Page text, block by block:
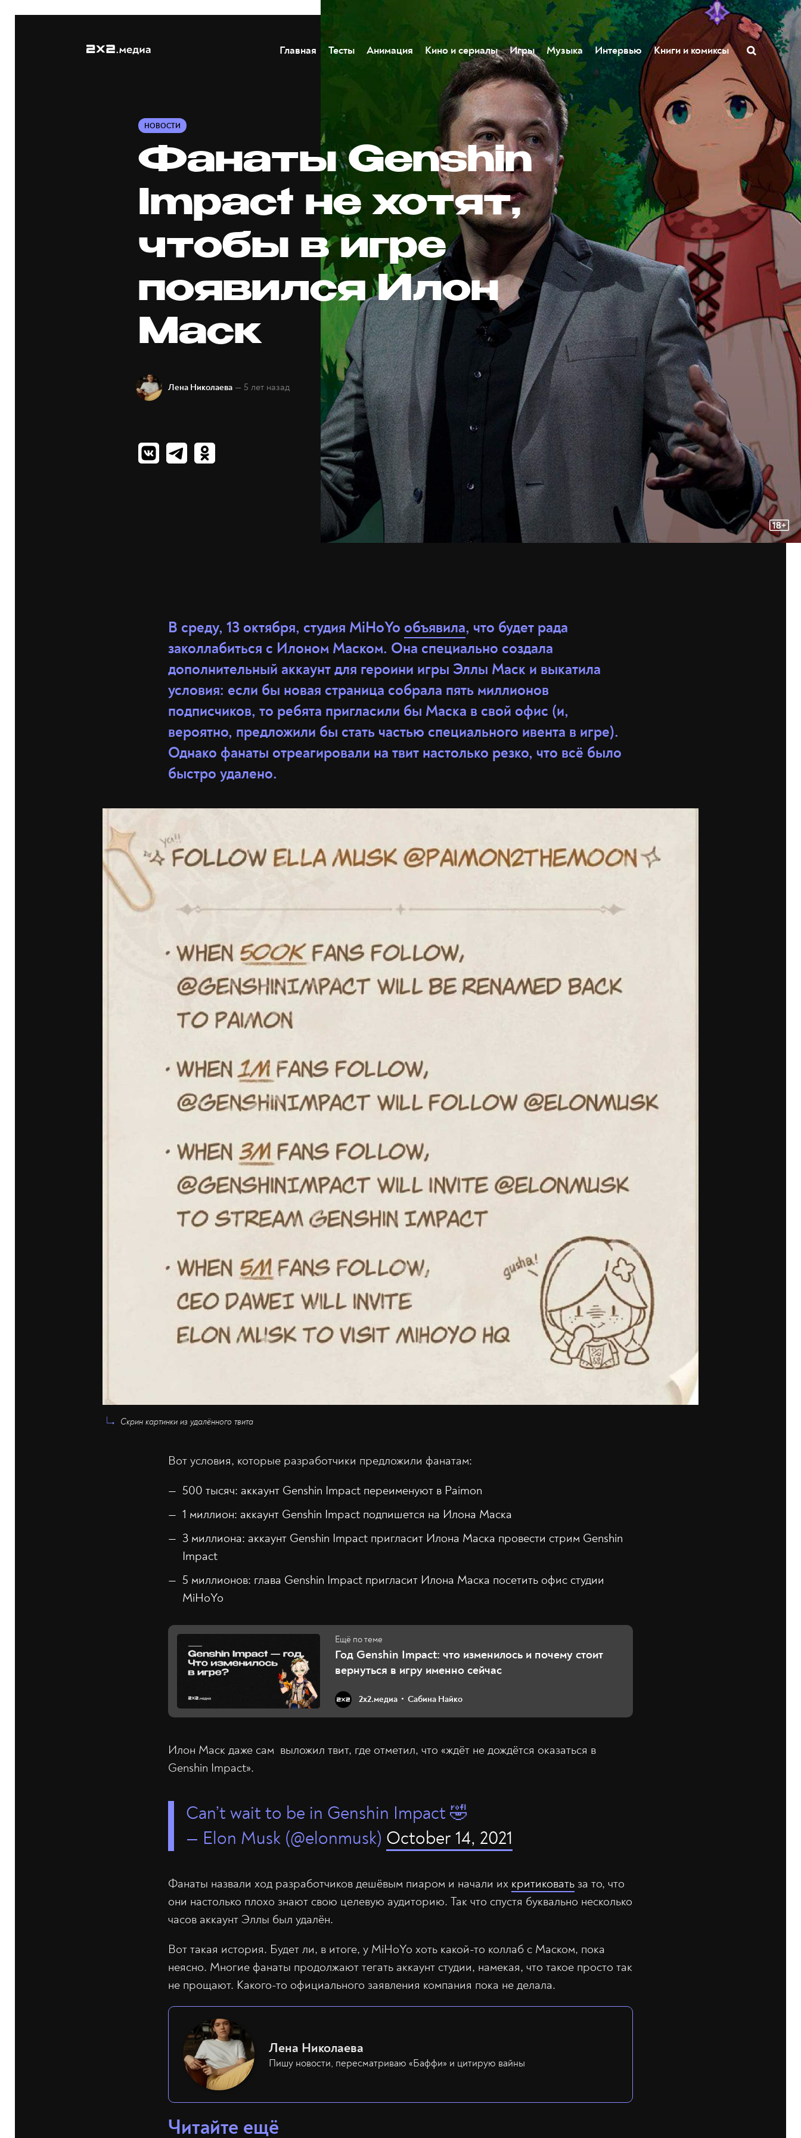
Главная Тесты Анимация Кино и сериалы Игры Музыка Интервью Книги и комиксы
НОВОСТИ
Фанаты Genshin
Impact не хотят,
чтобы в игре
появился Илон
Маск
Лена Николаева — 5 лет назад
В среду, 13 октября, студия MiHoYo объявила, что будет рада
заколлабиться с Илоном Маском. Она специально создала
дополнительный аккаунт для героини игры Эллы Маск и выкатила
условия: если бы новая страница собрала пять миллионов
подписчиков, то ребята пригласили бы Маска в свой офис (и,
вероятно, предложили бы стать частью специального ивента в игре).
Однако фанаты отреагировали на твит настолько резко, что всё было
быстро удалено.
Скрин картинки из удалённого твита
Вот условия, которые разработчики предложили фанатам:
500 тысяч: аккаунт Genshin Impact переименуют в Paimon
1 миллион: аккаунт Genshin Impact подпишется на Илона Маска
3 миллиона: аккаунт Genshin Impact пригласит Илона Маска провести стрим Genshin
Impact
5 миллионов: глава Genshin Impact пригласит Илона Маска посетить офис студии
MiHoYo
Год Genshin Impact: что изменилось и почему стоит
вернуться в игру именно сейчас
2х2.медиа Сабина Найко
Илон Маск даже сам выложил твит, где отметил, что «ждёт не дождётся оказаться в
Genshin Impact».
Can’t wait to be in Genshin Impact 🤣
— Elon Musk (@elonmusk) October 14, 2021
Фанаты назвали ход разработчиков дешёвым пиаром и начали их критиковать за то, что
они настолько плохо знают свою целевую аудиторию. Так что спустя буквально несколько
часов аккаунт Эллы был удалён.
Вот такая история. Будет ли, в итоге, у MiHoYo хоть какой-то коллаб с Маском, пока
неясно. Многие фанаты продолжают тегать аккаунт студии, намекая, что такое просто так
не прощают. Какого-то официального заявления компания пока не делала.
Лена Николаева
Пишу новости, пересматриваю «Баффи» и цитирую вайны
Читайте ещё